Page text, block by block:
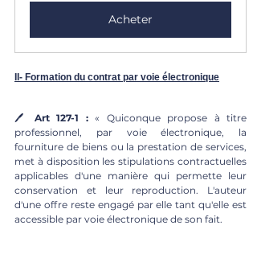
Acheter
II- Formation du contrat par voie électronique
🖊 Art 127-1 : « Quiconque propose à titre
professionnel, par voie électronique, la
fourniture de biens ou la prestation de services,
met à disposition les stipulations contractuelles
applicables d'une manière qui permette leur
conservation et leur reproduction. L'auteur
d'une offre reste engagé par elle tant qu'elle est
accessible par voie électronique de son fait.